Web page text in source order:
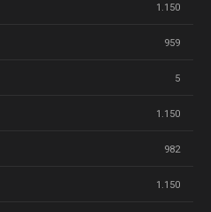
1.150
959
5
1.150
982
1.150